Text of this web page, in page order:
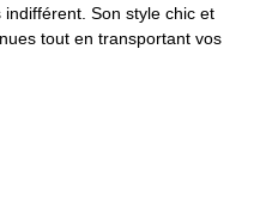
Son style chic et
tout en transportant vos